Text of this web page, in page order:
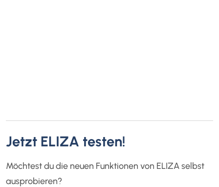
Jetzt ELIZA testen!
Möchtest du die neuen Funktionen von ELIZA selbst
ausprobieren?